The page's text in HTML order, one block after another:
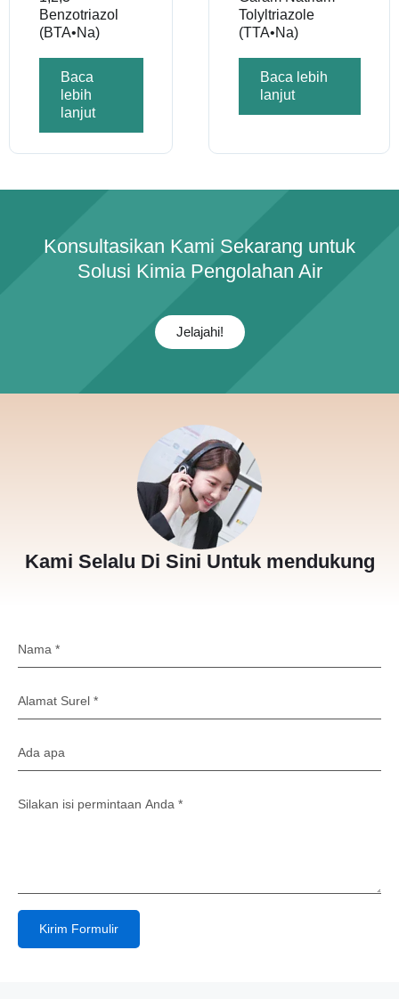
Benzotriazol
(BTA•Na)
Baca
lebih
lanjut
Tolyltriazole
(TTA•Na)
Baca lebih
lanjut
Konsultasikan Kami Sekarang untuk
Solusi Kimia Pengolahan Air
Jelajahi!
Kami Selalu Di Sini Untuk mendukung
Kirim Formulir